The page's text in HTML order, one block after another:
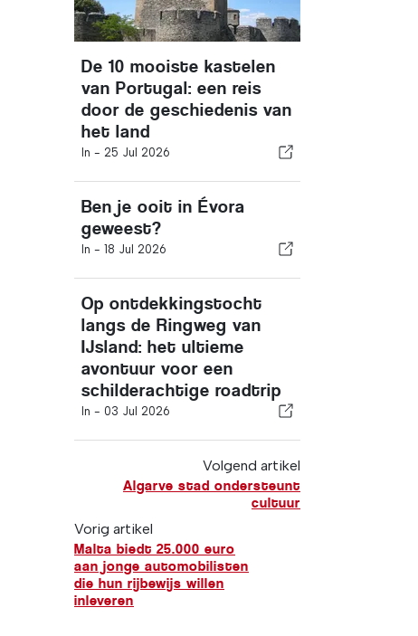
De 10 mooiste kastelen
van Portugal: een reis
door de geschiedenis van
het land
In - 25 Jul 2026
Ben je ooit in Évora
geweest?
In - 18 Jul 2026
Op ontdekkingstocht
langs de Ringweg van
IJsland: het ultieme
avontuur voor een
schilderachtige roadtrip
In - 03 Jul 2026
Volgend artikel
Algarve stad ondersteunt
cultuur
Vorig artikel
Malta biedt 25.000 euro
aan jonge automobilisten
die hun rijbewijs willen
inleveren